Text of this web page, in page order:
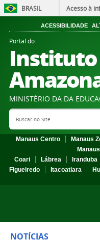
BRASIL Acesso à
ACESSIBILIDADE
Portal do
Instituto
MINISTÉRIO DA DA
Search Site
Manaus Centro Manaus
Coari
Lábrea Iranduba
Figueiredo
Itacoatiara
NOTÍCIAS